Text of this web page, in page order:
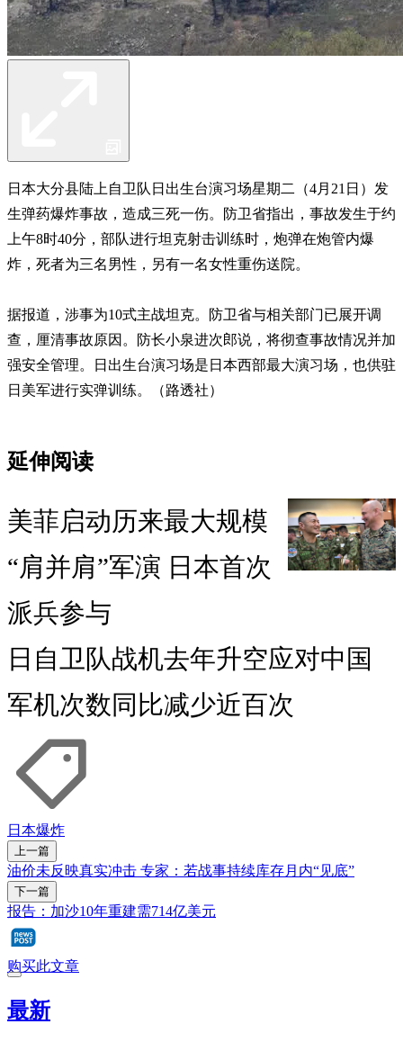
日本大分县陆上自卫队日出生台演习场星期二（4月21日）发
生弹药爆炸事故，造成三死一伤。防卫省指出，事故发生于约
上午8时40分，部队进行坦克射击训练时，炮弹在炮管内爆
炸，死者为三名男性，另有一名女性重伤送院。
据报道，涉事为10式主战坦克。防卫省与相关部门已展开调
查，厘清事故原因。防长小泉进次郎说，将彻查事故情况并加
强安全管理。日出生台演习场是日本西部最大演习场，也供驻
日美军进行实弹训练。（路透社）
延伸阅读
美菲启动历来最大规模
“肩并肩”军演 日本首次
派兵参与
日自卫队战机去年升空应对中国
军机次数同比减少近百次
日本爆炸
上一篇
油价未反映真实冲击 专家：若战事持续库存月内“见底”
下一篇
报告：加沙10年重建需714亿美元
购买此文章
最新